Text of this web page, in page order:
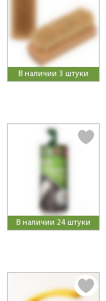
В наличии 3 штуки
В наличии 24 штуки